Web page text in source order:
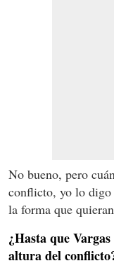
No bueno, pero
conflicto, yo lo digo
la forma que
¿Hasta que
altura del